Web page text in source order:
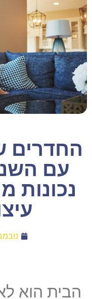
החדרים
עם
נכונות
נובמבר
הבית הוא